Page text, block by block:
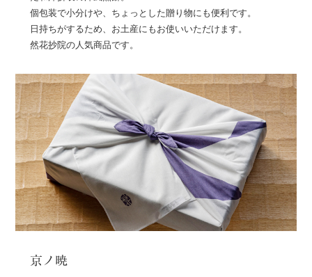
個包装で小分けや、ちょっとした贈り物にも便利です。
日持ちがするため、お土産にもお使いいただけます。
然花抄院の人気商品です。
京ノ暁